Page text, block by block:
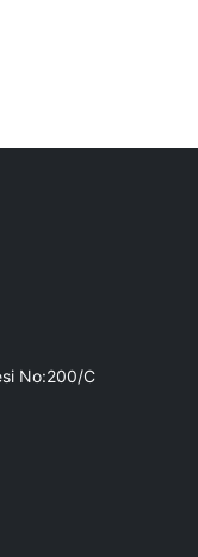
No:200/C